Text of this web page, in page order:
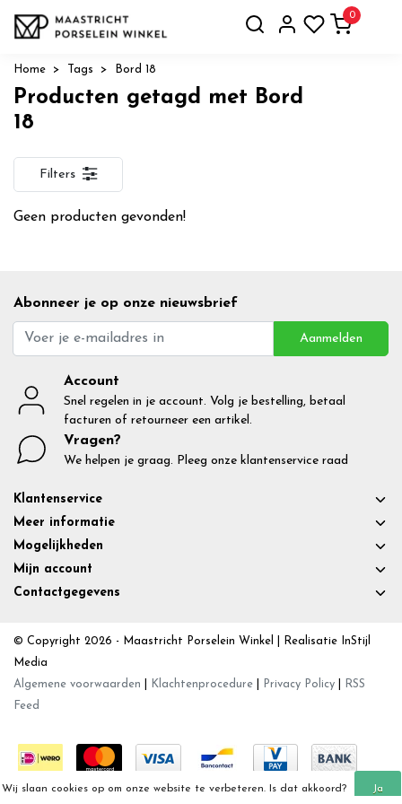
0
Home Tags Bord 18
Producten getagd met Bord
18
Filters
Geen producten gevonden!
Abonneer je op onze nieuwsbrief
Aanmelden
Account
Snel regelen in je account. Volg je bestelling, betaal
facturen of retourneer een artikel.
Vragen?
We helpen je graag. Pleeg onze klantenservice raad
Klantenservice
Meer informatie
Mogelijkheden
Mijn account
Contactgegevens
© Copyright 2026 - Maastricht Porselein Winkel | Realisatie InStijl
Media
Algemene voorwaarden
Klachtenprocedure Privacy Policy
RSS
Feed
Wij slaan cookies op om onze website te verbeteren. Is dat akkoord? Ja